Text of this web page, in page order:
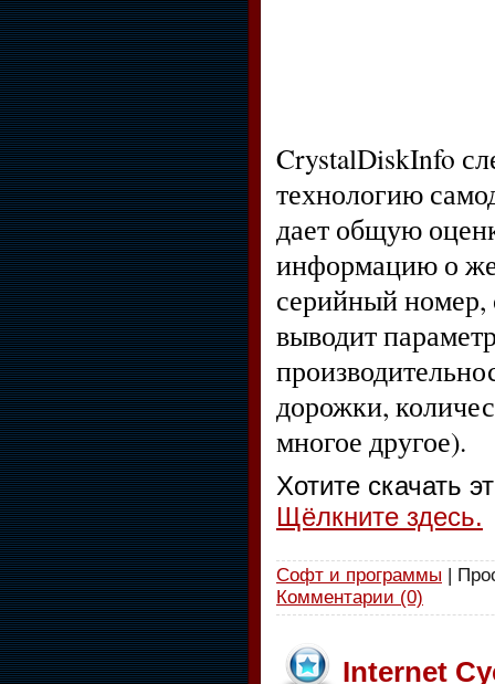
CrystalDiskInfo
технологию
дает общую
информацию о
серийный номер,
выводит
дорожки,
многое другое).
Хотите скачать
Щёлкните здесь.
Софт и программы |
Комментарии (0)
Internet